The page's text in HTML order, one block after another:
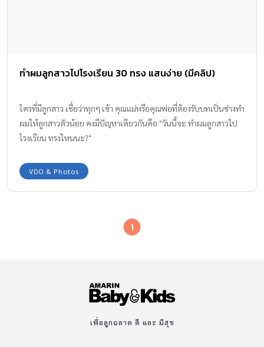
ทำผมลูกสาวไปโรงเรียน 30 ทรง แสนง่าย (มีคลิป)
ใครที่มีลูกสาว เชื่อว่าทุกๆ เช้า คุณแม่หรือคุณพ่อที่ต้องรับบทเป็นช่างทำ
ผมให้ลูกสาวตัวน้อย คงมีปัญหาเดียวกันคือ "วันนี้จะ ทำผมลูกสาวไป
โรงเรียน ทรงไหนนะ?"
VDO & Photos
1
เพื่อลูกฉลาด ดี และ มีสุข